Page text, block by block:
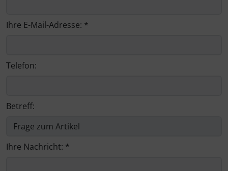
Ihre E-Mail-Adresse: *
Telefon:
Betreff:
Ihre Nachricht: *